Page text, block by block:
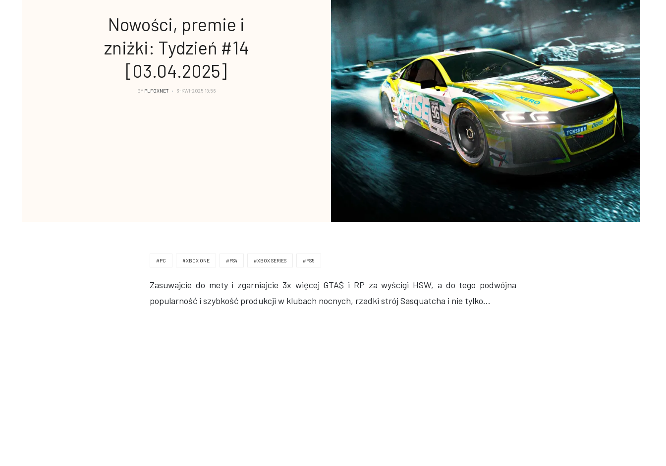
Nowości, premie i
zniżki: Tydzień #14
[03.04.2025]
BY PLFOXNET 3-KWI-2025 18:56
#PC #XBOX ONE #PS4 #XBOX SERIES #PS5
Zasuwajcie do mety i zgarniajcie 3x więcej GTA$ i RP za wyścigi HSW, a do tego podwójna
popularność i szybkość produkcji w klubach nocnych, rzadki strój Sasquatcha i nie tylko...